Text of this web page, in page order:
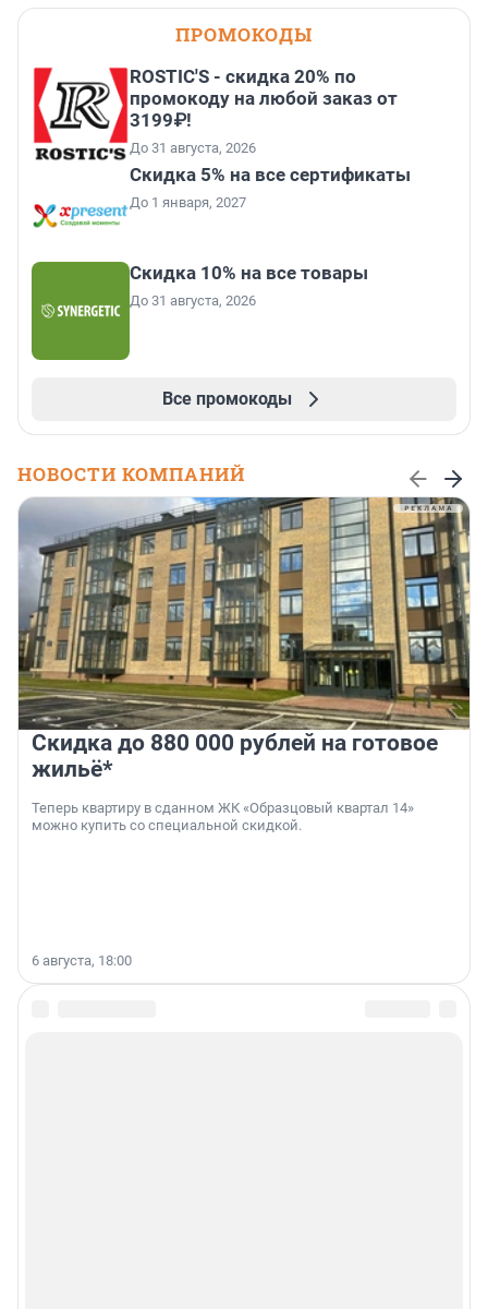
ПРОМОКОДЫ
ROSTIC'S - скидка 20% по
промокоду на любой заказ от
3199₽!
До 31 августа, 2026
Скидка 5% на все сертификаты
До 1 января, 2027
Скидка 10% на все товары
До 31 августа, 2026
Все промокоды
НОВОСТИ КОМПАНИЙ
Скидка до 880 000 рублей на готовое
жильё*
Теперь квартиру в сданном ЖК «Образцовый квартал 14»
можно купить со специальной скидкой.
6 августа, 18:00